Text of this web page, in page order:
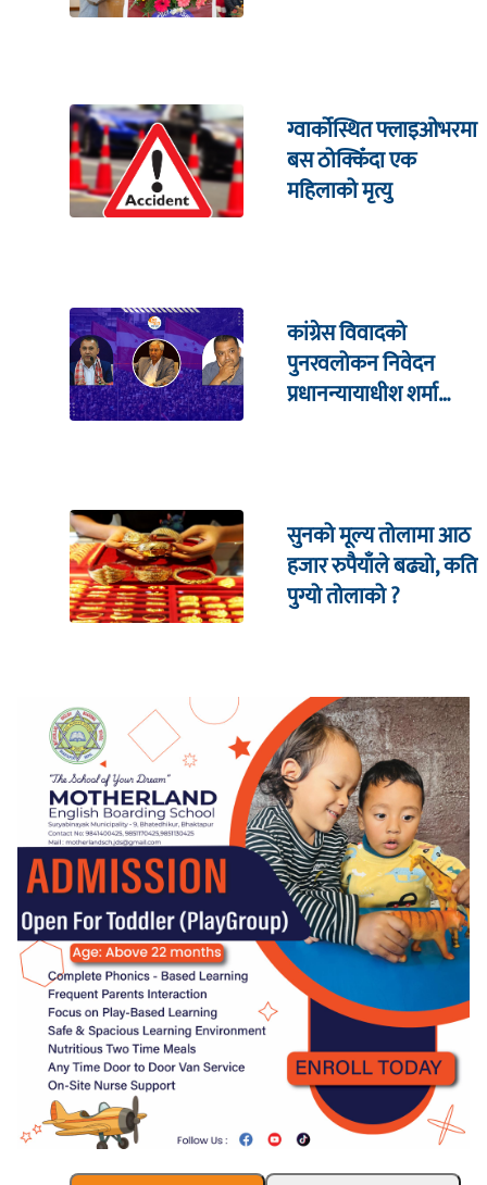
ग्वार्कोस्थित फ्लाइओभरमा
बस ठोक्किँदा एक
महिलाको मृत्यु
कांग्रेस विवादको
पुनरवलोकन निवेदन
प्रधानन्यायाधीश शर्मा
सुनको मूल्य तोलामा आठ
हजार रुपैयाँले बढ्यो, कति
पुग्यो तोलाको ?